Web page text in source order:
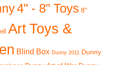
4" - 8" Toys 8"
Art Toys &
Blind Box Dunny 2011 Dunny